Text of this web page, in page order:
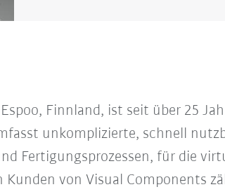
Finnland, ist seit über 25
unkomplizierte, schnell
Fertigungsprozessen, für die
Kunden von Visual Components